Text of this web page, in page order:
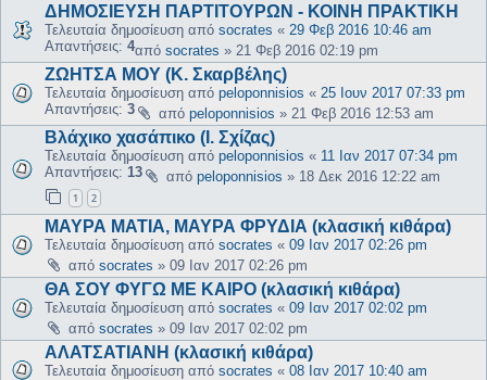
ΔΗΜΟΣΙΕΥΣΗ ΠΑΡΤΙΤΟΥΡΩΝ - ΚΟΙΝΗ ΠΡΑΚΤΙΚΗ
Τελευταία δημοσίευση από socrates « 29 Φεβ 2016 10:46 am
Απαντήσεις: 4από socrates » 21 Φεβ 2016 02:19 pm
ΖΩΗΤΣΑ ΜΟΥ (Κ. Σκαρβέλης)
Τελευταία δημοσίευση από peloponnisios « 25 Ιουν 2017 07:33 pm
Απαντήσεις: 3 από peloponnisios » 21 Φεβ 2016 12:53 am
Βλάχικο χασάπικο (Ι. Σχίζας)
Τελευταία δημοσίευση από peloponnisios « 11 Ιαν 2017 07:34 pm
Απαντήσεις: 13 από peloponnisios » 18 Δεκ 2016 12:22 am
1 2
ΜΑΥΡΑ ΜΑΤΙΑ, ΜΑΥΡΑ ΦΡΥΔΙΑ (κλασική κιθάρα)
Τελευταία δημοσίευση από socrates « 09 Ιαν 2017 02:26 pm
από socrates » 09 Ιαν 2017 02:26 pm
ΘΑ ΣΟΥ ΦΥΓΩ ΜΕ ΚΑΙΡΟ (κλασική κιθάρα)
Τελευταία δημοσίευση από socrates « 09 Ιαν 2017 02:02 pm
από socrates » 09 Ιαν 2017 02:02 pm
ΑΛΑΤΣΑΤΙΑΝΗ (κλασική κιθάρα)
Τελευταία δημοσίευση από socrates « 08 Ιαν 2017 10:40 am